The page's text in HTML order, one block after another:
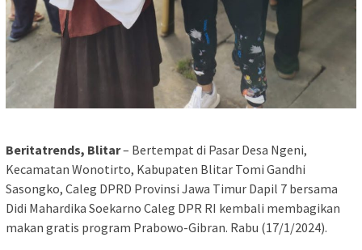
Beritatrends, Blitar– Bertempat di Pasar Desa Ngeni,
Kecamatan Wonotirto, Kabupaten Blitar Tomi Gandhi
Sasongko, Caleg DPRD Provinsi Jawa Timur Dapil 7 bersama
Didi Mahardika Soekarno Caleg DPR RI kembali membagikan
makan gratis program Prabowo-Gibran. Rabu (17/1/2024).